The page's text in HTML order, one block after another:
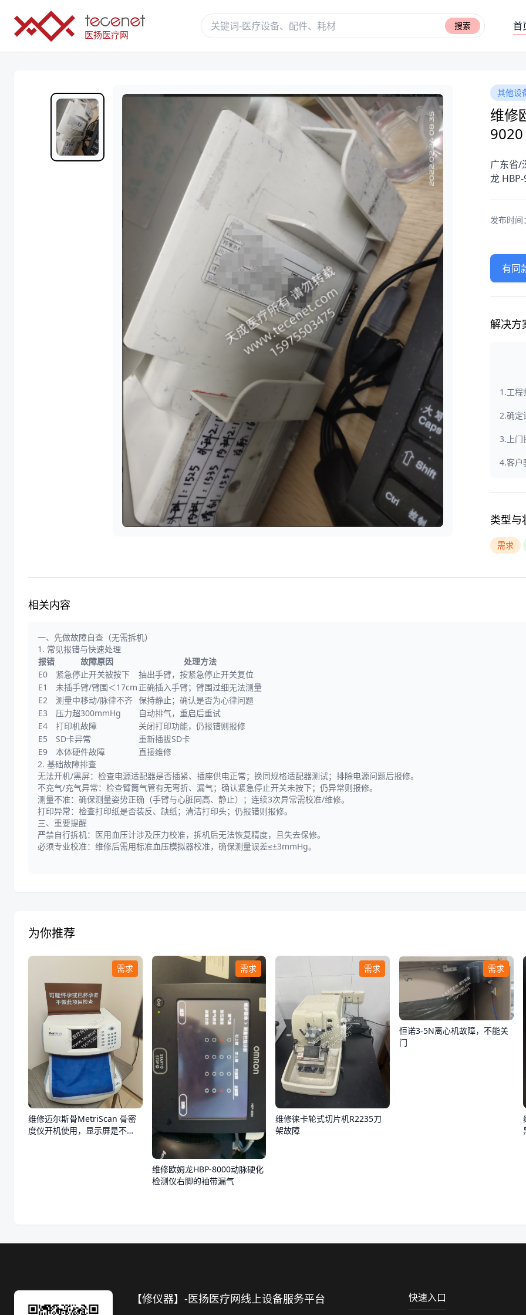
医扬医疗网
搜索 首
其他设
维修
9020
广东省/
龙
发布时
有同
解决方
1.工程
2.确定
3.上门
4.客户
类型与
需求
相关内容
一、先做故障自查（无需拆机）
1. 常见报错与快速处理
报错
故障原因
处理方法
E0
紧急停止开关被按下
抽出手臂，按紧急停止开关复位
E1
未插手臂/臂围＜17cm 正确插入手臂；臂围过细无法测量
E2
测量中移动/脉律不齐 保持静止；确认是否为心律问题
E3
压力超300mmHg
自动排气，重启后重试
E4
打印机故障
关闭打印功能，仍报错则报修
E5
SD卡异常
重新插拔SD卡
E9
本体硬件故障
直接维修
2. 基础故障排查
无法开机/黑屏：检查电源适配器是否插紧、插座供电正常；换同规格适配器测试；排除电源问题后报修。
不充气/充气异常：检查臂筒气管有无弯折、漏气；确认紧急停止开关未按下；仍异常则报修。
测量不准：确保测量姿势正确（手臂与心脏同高、静止）；连续3次异常需校准/维修。
打印异常：检查打印纸是否装反、缺纸；清洁打印头；仍报错则报修。
三、重要提醒
严禁自行拆机：医用血压计涉及压力校准，拆机后无法恢复精度，且失去保修。
必须专业校准：维修后需用标准血压模拟器校准，确保测量误差≤±3mmHg。
为你推荐
需求
维修迈尔斯骨MetriScan 骨密
度仪开机使用，显示屏是不
需求
维修欧姆龙HBP-8000动脉硬化
检测仪右脚的袖带漏气
需求
维修徕卡轮式切片机R2235刀
架故障
需求
恒诺3-5N离心机故障，不能关
门
【修仪器】-医扬医疗网线上设备服务平台 快速入口